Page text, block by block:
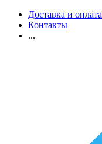
Доставка и оплата
Контакты
...